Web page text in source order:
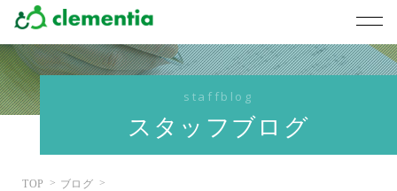
staffblog
スタッフブログ
TOP
ブログ